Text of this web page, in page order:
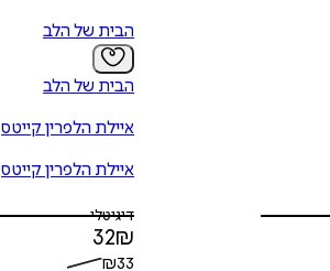
הבית של הלב
הבית של הלב
איילת הלפרין קייטס
איילת הלפרין קייטס
דיגיטלי
32₪
₪33